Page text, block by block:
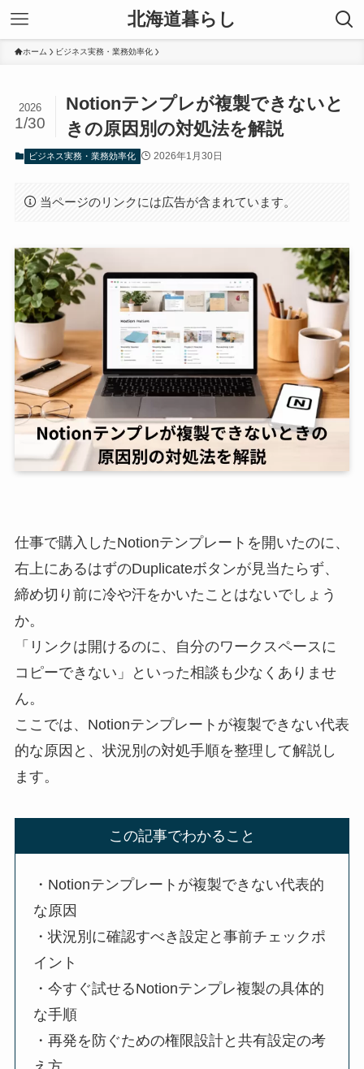
北海道暮らし
ホーム ビジネス実務・業務効率化
Notionテンプレが複製できないと
きの原因別の対処法を解説
2026
1/30
ビジネス実務・業務効率化 2026年1月30日
当ページのリンクには広告が含まれています。
仕事で購入したNotionテンプレートを開いたのに、
右上にあるはずのDuplicateボタンが見当たらず、
締め切り前に冷や汗をかいたことはないでしょう
か。
「リンクは開けるのに、自分のワークスペースに
コピーできない」といった相談も少なくありませ
ん。
ここでは、Notionテンプレートが複製できない代表
的な原因と、状況別の対処手順を整理して解説し
ます。
この記事でわかること
・Notionテンプレートが複製できない代表的
な原因
・状況別に確認すべき設定と事前チェックポ
イント
・今すぐ試せるNotionテンプレ複製の具体的
な手順
・再発を防ぐための権限設計と共有設定の考